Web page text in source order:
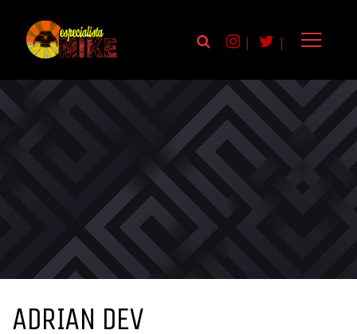
| |
ADRIAN DEV